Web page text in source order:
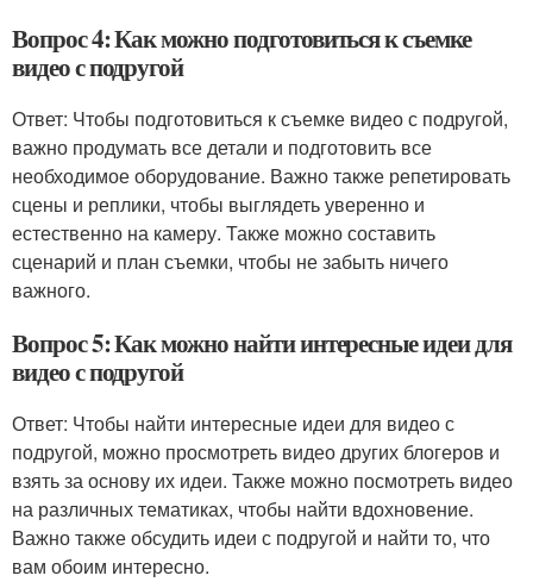
Вопрос 4: Как можно подготовиться к съемке
видео с подругой
Ответ: Чтобы подготовиться к съемке видео с подругой,
важно продумать все детали и подготовить все
необходимое оборудование. Важно также репетировать
сцены и реплики, чтобы выглядеть уверенно и
естественно на камеру. Также можно составить
сценарий и план съемки, чтобы не забыть ничего
важного.
Вопрос 5: Как можно найти интересные идеи для
видео с подругой
Ответ: Чтобы найти интересные идеи для видео с
подругой, можно просмотреть видео других блогеров и
взять за основу их идеи. Также можно посмотреть видео
на различных тематиках, чтобы найти вдохновение.
Важно также обсудить идеи с подругой и найти то, что
вам обоим интересно.